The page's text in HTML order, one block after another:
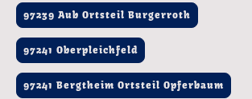
97239 Aub Ortsteil Burgerroth
97241 Oberpleichfeld
97241 Bergtheim Ortsteil Opferbaum